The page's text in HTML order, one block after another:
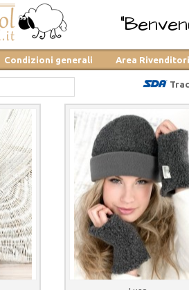
Condizioni generali Area Rivenditori